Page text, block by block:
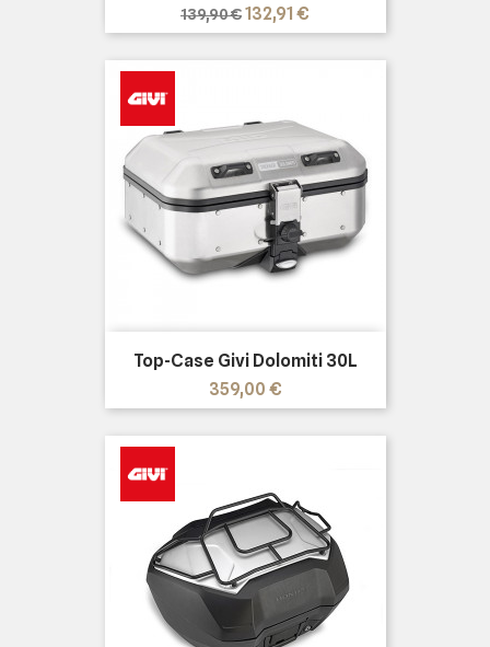
Precio
base
139,90 €Precio
132,91 €
Top-Case Givi Dolomiti 30L
Precio
359,00 €